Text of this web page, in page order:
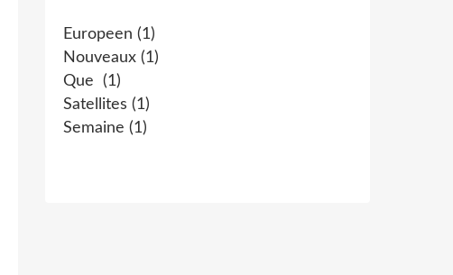
Europeen (1)
Nouveaux (1)
Que
(1)
Satellites (1)
Semaine (1)